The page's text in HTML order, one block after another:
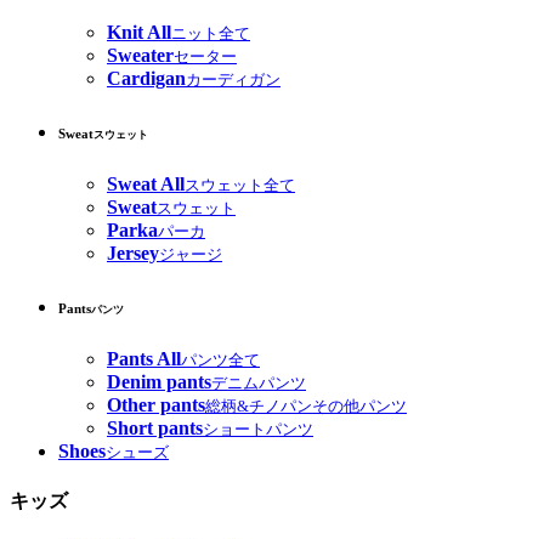
Knit Allニット全て
Sweaterセーター
Cardiganカーディガン
Sweatスウェット
Sweat Allスウェット全て
Sweatスウェット
Parkaパーカ
Jerseyジャージ
Pantsパンツ
Pants Allパンツ全て
Denim pantsデニムパンツ
Other pants総柄&チノパンその他パンツ
Short pantsショートパンツ
Shoesシューズ
キッズ